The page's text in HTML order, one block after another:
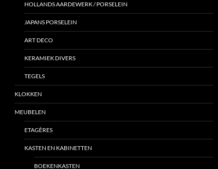
HOLLANDS AARDEWERK / PORSELEIN
JAPANS PORSELEIN
ART DECO
KERAMIEK DIVERS
TEGELS
KLOKKEN
MEUBELEN
ETAGÈRES
KASTEN EN KABINETTEN
BOEKENKASTEN